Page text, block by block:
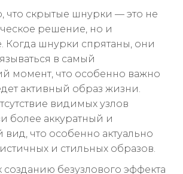
что скрытые шнурки — это не
решение, но и
Когда шнурки спрятаны, они
в самый
момент, что особенно важно
активный образ жизни.
видимых узлов
более аккуратный и
что особенно актуально
и стильных образов.
безузлового эффекта